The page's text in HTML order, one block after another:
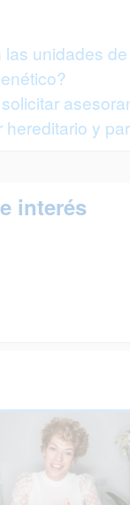
las unidades de
hereditario y
interés